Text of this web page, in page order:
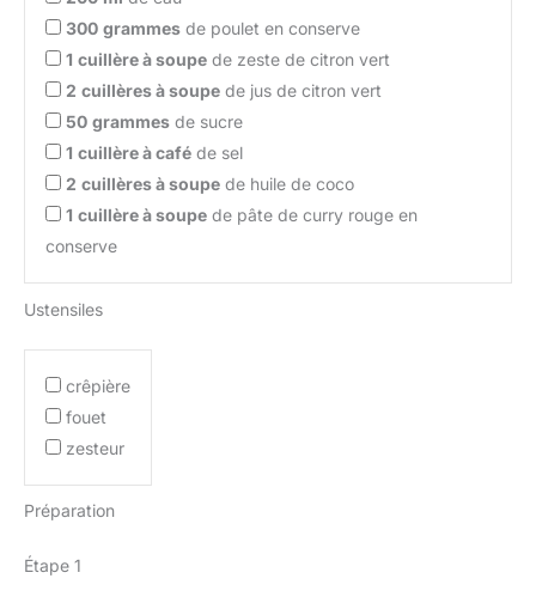
300 grammes de poulet en conserve
1 cuillère à soupe de zeste de citron vert
2 cuillères à soupe de jus de citron vert
50 grammes de sucre
1 cuillère à café de sel
2 cuillères à soupe de huile de coco
1 cuillère à soupe de pâte de curry rouge en
conserve
Ustensiles
crêpière
fouet
zesteur
Préparation
Étape 1